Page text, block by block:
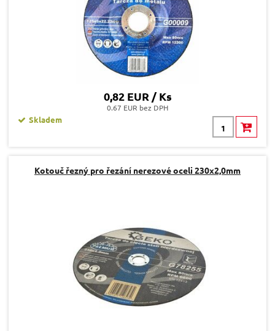
0,82 EUR / Ks
0.67 EUR bez DPH
Skladem
Kotouč řezný pro řezání nerezové oceli 230x2,0mm